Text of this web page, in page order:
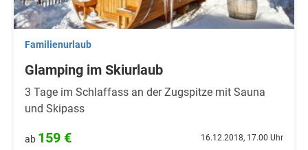
Familienurlaub
Glamping im Skiurlaub
3 Tage im Schlaffass an der Zugspitze mit Sauna
und Skipass
ab 159 € 16.12.2018, 17.00 Uhr